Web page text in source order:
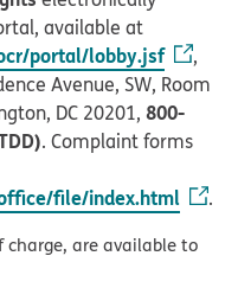
available at
portal/lobby.jsf
,
Avenue, SW, Room
DC 20201, 800-
. Complaint forms
file/index.html .
are available to